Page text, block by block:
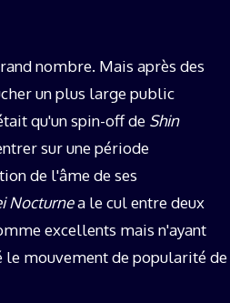
nombre. Mais après des
un plus large public
qu'un spin-off de Shin
sur une période
de l'âme de ses
Nocturnea le cul entre deux
excellents mais n'ayant
le mouvement de popularité de